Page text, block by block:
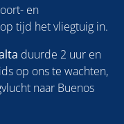
en
tijd het vliegtuig in.
duurde 2 uur en
op ons te wachten,
naar Buenos